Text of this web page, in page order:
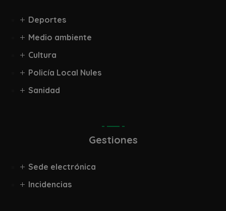
Deportes
Medio ambiente
Cultura
Policía Local Nules
Sanidad
Gestiones
Sede electrónica
Incidencias